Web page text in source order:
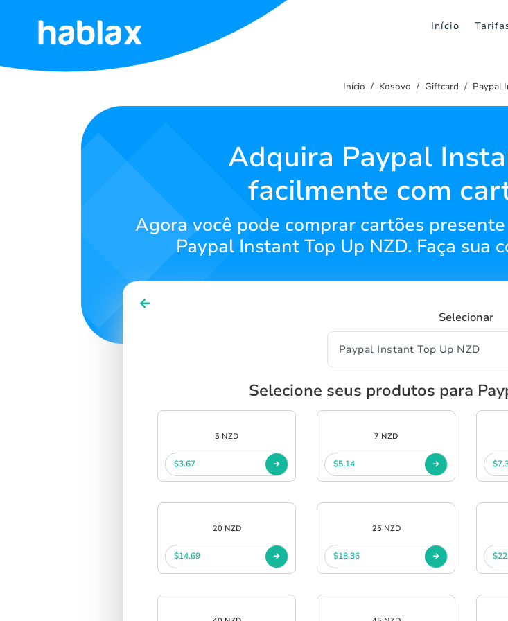
Início
Início
SIGN UP
Início Kosovo Giftcard Paypal
Adquira Paypal
facilmente com
Agora você pode comprar cartões
Paypal Instant Top Up NZD. Faça sua
Selecionar
Selecione seus produtos para
5 NZD
$3.67
7 NZD
$5.14
20 NZD
$14.69
25 NZD
$18.36